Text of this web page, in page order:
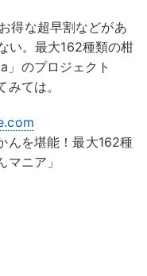
得な超早割などがあ
い。最大162種類の柑
のプロジェクト
ては。
んを堪能！最大162種
ニア」